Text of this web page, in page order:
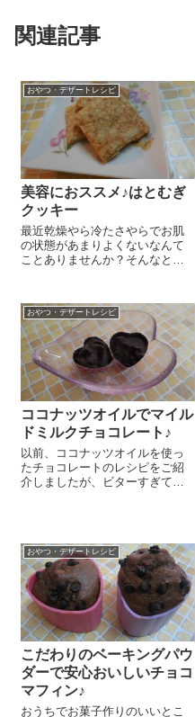
関連記事
おやつ・デザートレシピ
美容におススメ♪はとむぎ
クッキー
最近乾燥やら冷たさやらでお肌
の状態があまりよくないなんて
ことありませんか？そんなとき
にたまった余分な水分を老廃物
とともに体の外に排出する働き
があるそう！体にたまった余分
な水分が冷え...
おやつ・デザートレシピ
ココナッツオイルでマイル
ドミルクチョコレート♪
以前、ココナッツオイルを使っ
たチョコレートのレシピをご紹
介しましたが、ビターすぎてち
ック・エキストラバージンココ
ナ...
おやつ・デザートレシピ
こだわりのベーキングパウ
ダーで安心おいしいチョコ
マフィン♪
おうちでお菓子作りのいいとこ